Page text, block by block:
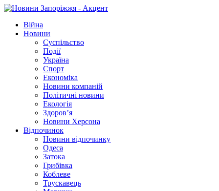
Війна
Новини
Суспільство
Події
Україна
Спорт
Економіка
Новини компаній
Політичні новини
Екологія
Здоров’я
Новини Херсона
Відпочинок
Новини відпочинку
Одеса
Затока
Грибівка
Коблеве
Трускавець